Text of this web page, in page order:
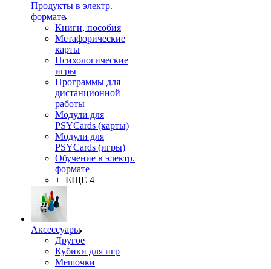
Продукты в электр.
формате
Книги, пособия
Метафорические
карты
Психологические
игры
Программы для
дистанционной
работы
Модули для
PSYCards (карты)
Модули для
PSYCards (игры)
Обучение в электр.
формате
+ ЕЩЕ 4
Аксессуары
Другое
Кубики для игр
Мешочки